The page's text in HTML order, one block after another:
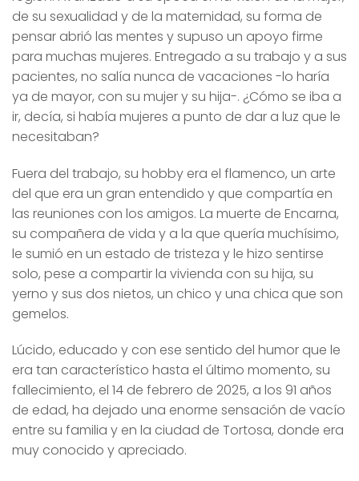
de su sexualidad y de la maternidad, su forma de
pensar abrió las mentes y supuso un apoyo firme
para muchas mujeres. Entregado a su trabajo y a sus
pacientes, no salía nunca de vacaciones -lo haría
ya de mayor, con su mujer y su hija-. ¿Cómo se iba a
ir, decía, si había mujeres a punto de dar a luz que le
necesitaban?
Fuera del trabajo, su hobby era el flamenco, un arte
del que era un gran entendido y que compartía en
las reuniones con los amigos. La muerte de Encarna,
su compañera de vida y a la que quería muchísimo,
le sumió en un estado de tristeza y le hizo sentirse
solo, pese a compartir la vivienda con su hija, su
yerno y sus dos nietos, un chico y una chica que son
gemelos.
Lúcido, educado y con ese sentido del humor que le
era tan característico hasta el último momento, su
fallecimiento, el 14 de febrero de 2025, a los 91 años
de edad, ha dejado una enorme sensación de vacío
entre su familia y en la ciudad de Tortosa, donde era
muy conocido y apreciado.